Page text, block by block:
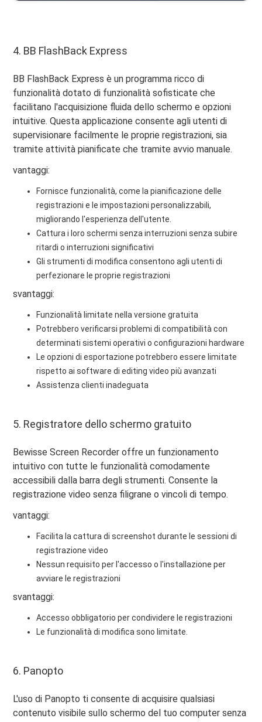
4. BB FlashBack Express
BB FlashBack Express è un programma ricco di
funzionalità dotato di funzionalità sofisticate che
facilitano l'acquisizione fluida dello schermo e opzioni
intuitive. Questa applicazione consente agli utenti di
supervisionare facilmente le proprie registrazioni, sia
tramite attività pianificate che tramite avvio manuale.
vantaggi:
Fornisce funzionalità, come la pianificazione delle
registrazioni e le impostazioni personalizzabili,
migliorando l'esperienza dell'utente.
Cattura i loro schermi senza interruzioni senza subire
ritardi o interruzioni significativi
Gli strumenti di modifica consentono agli utenti di
perfezionare le proprie registrazioni
svantaggi:
Funzionalità limitate nella versione gratuita
Potrebbero verificarsi problemi di compatibilità con
determinati sistemi operativi o configurazioni hardware
Le opzioni di esportazione potrebbero essere limitate
rispetto ai software di editing video più avanzati
Assistenza clienti inadeguata
5. Registratore dello schermo gratuito
Bewisse Screen Recorder offre un funzionamento
intuitivo con tutte le funzionalità comodamente
accessibili dalla barra degli strumenti. Consente la
registrazione video senza filigrane o vincoli di tempo.
vantaggi:
Facilita la cattura di screenshot durante le sessioni di
registrazione video
Nessun requisito per l'accesso o l'installazione per
avviare le registrazioni
svantaggi:
Accesso obbligatorio per condividere le registrazioni
Le funzionalità di modifica sono limitate.
6. Panopto
L'uso di Panopto ti consente di acquisire qualsiasi
contenuto visibile sullo schermo del tuo computer senza